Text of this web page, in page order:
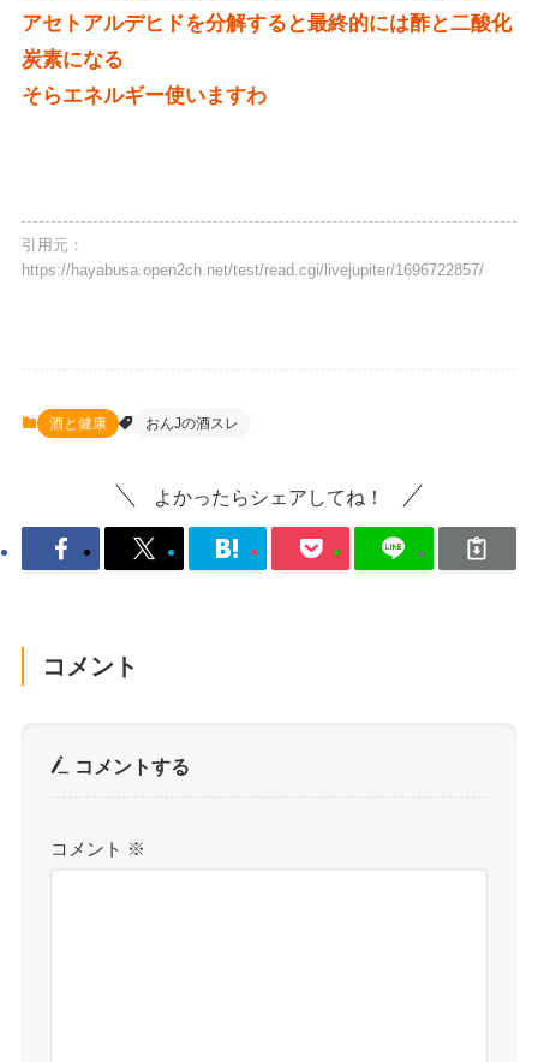
アセトアルデヒドを分解すると最終的には酢と二酸化
炭素になる
そらエネルギー使いますわ
引用元：
https://hayabusa.open2ch.net/test/read.cgi/livejupiter/1696722857/
酒と健康 おんJの酒スレ
よかったらシェアしてね！
コメント
コメントする
コメント ※